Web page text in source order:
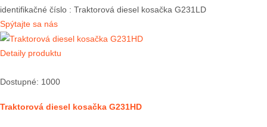
identifikačné číslo : Traktorová diesel kosačka G231LD
Spýtajte sa nás
Detaily produktu
Dostupné: 1000
Traktorová diesel kosačka G231HD